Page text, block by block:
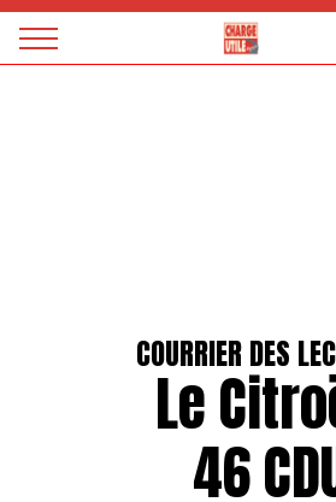
Magazine
COURRIER DES
Le
46
Panneau de gestion des cookies